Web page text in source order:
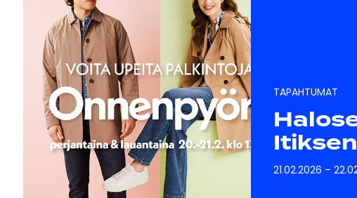
TAPAHTUMAT
21.02.2026 –